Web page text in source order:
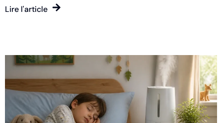
Lire l'article